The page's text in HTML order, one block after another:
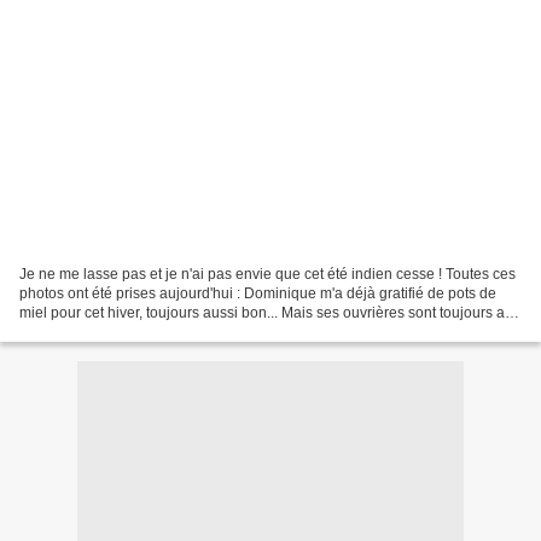
Je ne me lasse pas et je n'ai pas envie que cet été indien cesse ! Toutes ces
photos ont été prises aujourd'hui : Dominique m'a déjà gratifié de pots de
miel pour cet hiver, toujours aussi bon... Mais ses ouvrières sont toujours au